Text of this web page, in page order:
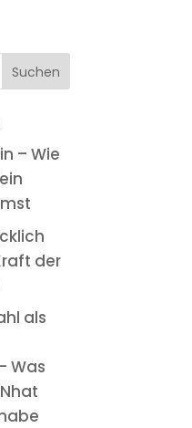
– Wie
der
als
Was